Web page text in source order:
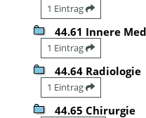
1 Eintrag
44.61 Innere
1 Eintrag
44.64 Radiologie
1 Eintrag
44.65 Chirurgie